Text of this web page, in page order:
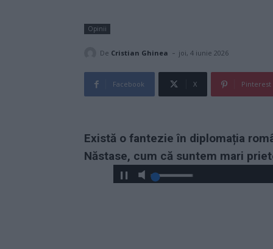
Opinii
De Cristian Ghinea - joi, 4 iunie 2026
Facebook X Pinterest
Există o fantezie în diplomația
Năstase, cum că suntem mari